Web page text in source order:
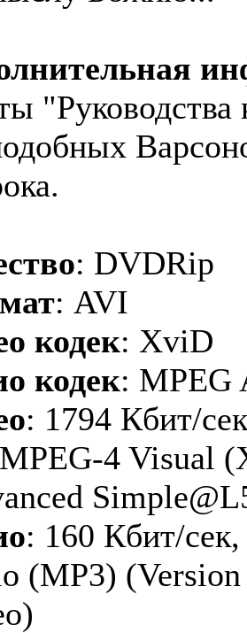
: DVDRip
: AVI
кодек: XviD
кодек: MPEG
: 1794 Кбит/
4 Visual
: 160 Кбит/
(MP3)